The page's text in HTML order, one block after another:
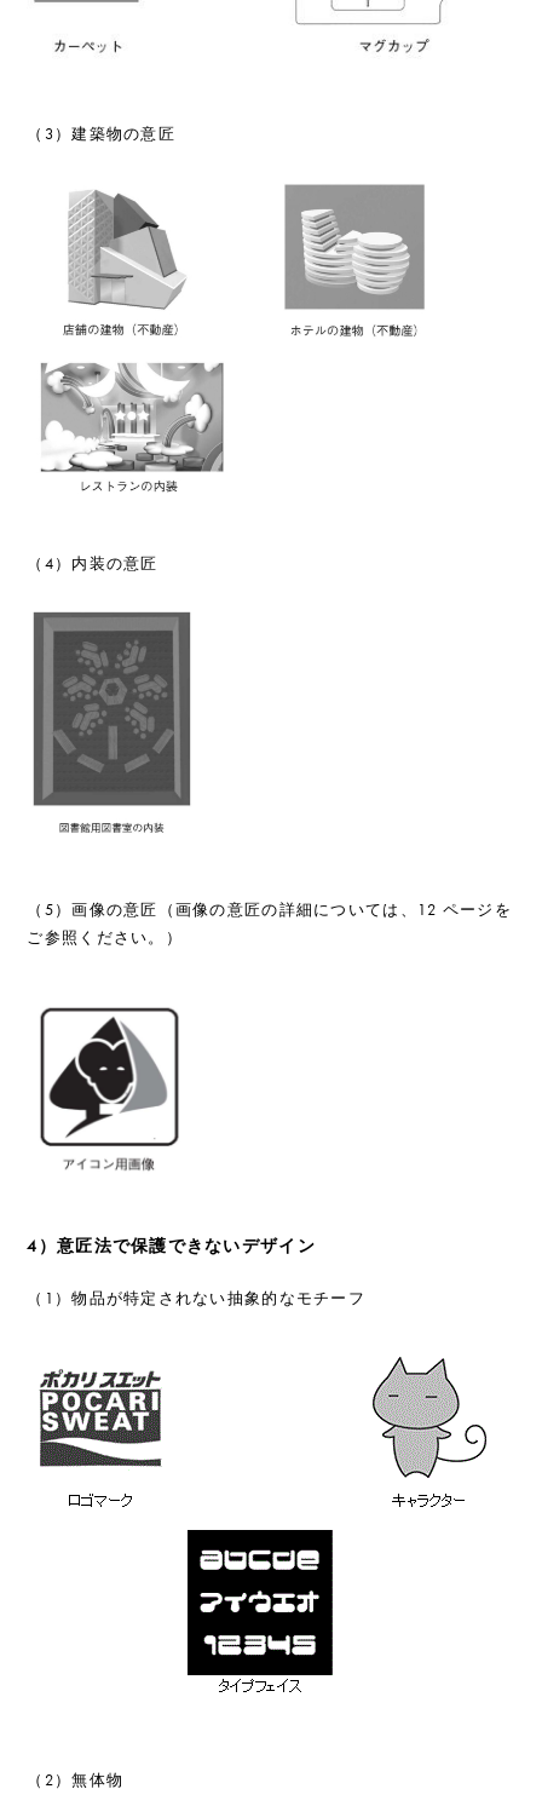
（3）建築物の意匠
（4）内装の意匠
（5）画像の意匠（画像の意匠の詳細については、12 ページを
ご参照ください。）
4）意匠法で保護できないデザイン
（1）物品が特定されない抽象的なモチーフ
（2）無体物